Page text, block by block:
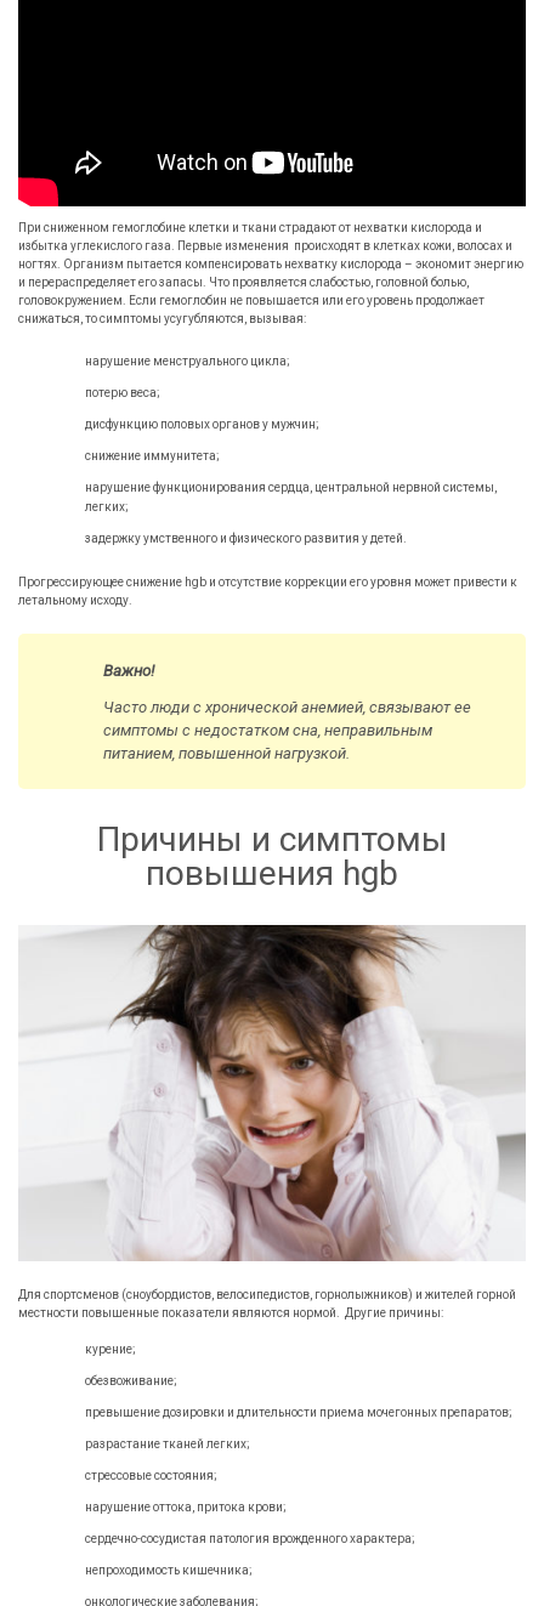
При сниженном гемоглобине клетки и ткани страдают от нехватки кислорода и
избытка углекислого газа. Первые изменения происходят в клетках кожи, волосах и
ногтях. Организм пытается компенсировать нехватку кислорода – экономит энергию
и перераспределяет его запасы. Что проявляется слабостью, головной болью,
головокружением. Если гемоглобин не повышается или его уровень продолжает
снижаться, то симптомы усугубляются, вызывая:
нарушение менструального цикла;
потерю веса;
дисфункцию половых органов у мужчин;
снижение иммунитета;
нарушение функционирования сердца, центральной нервной системы,
легких;
задержку умственного и физического развития у детей.
Прогрессирующее снижение hgb и отсутствие коррекции его уровня может привести к
летальному исходу.
Важно!
Часто люди с хронической анемией, связывают ее
симптомы с недостатком сна, неправильным
питанием, повышенной нагрузкой.
Причины и симптомы
повышения hgb
Для спортсменов (сноубордистов, велосипедистов, горнолыжников) и жителей горной
местности повышенные показатели являются нормой. Другие причины:
курение;
обезвоживание;
превышение дозировки и длительности приема мочегонных препаратов;
разрастание тканей легких;
стрессовые состояния;
нарушение оттока, притока крови;
сердечно-сосудистая патология врожденного характера;
непроходимость кишечника;
онкологические заболевания;